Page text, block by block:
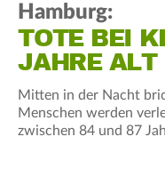
Hamburg:
TOTE BEI
JAHRE ALT
Mitten in der Nacht
Menschen werden
zwischen 84 und 87